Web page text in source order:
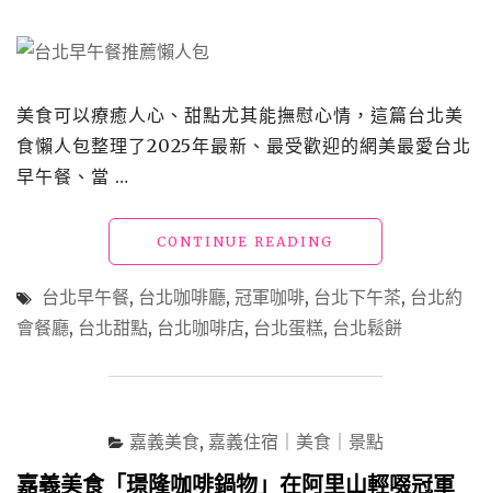
美食可以療癒人心、甜點尤其能撫慰心情，這篇台北美
食懶人包整理了2025年最新、最受歡迎的網美最愛台北
早午餐、當 …
CONTINUE READING
北
早
午
餐、
午
啡
廳、
台北早午餐, 台北咖啡廳, 冠軍咖啡, 台北下午茶, 台北約
會餐廳, 台北甜點, 台北咖啡店, 台北蛋糕, 台北鬆餅
嘉義美食, 嘉義住宿｜美食｜景點
嘉義美食「璟隆咖啡鍋物」在阿里山輕啜冠軍